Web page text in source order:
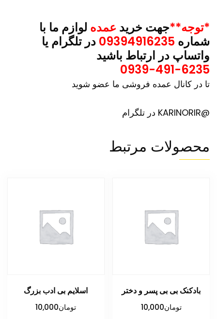
*توجه**جهت خرید عمده لوازم ما با
شماره
در تلگرام یا
واتساپ در ارتباط باشید
0939-491-6235
تا در کانال عمده فروشی ما عضو شوید
@KARINORIR در تلگرام
محصولات مرتبط
بادکنک بی بی پسر و دختر
تومان10,000
اسلایم بی ادب بزرگ
تومان10,000